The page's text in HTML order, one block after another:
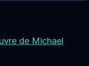
de Michael